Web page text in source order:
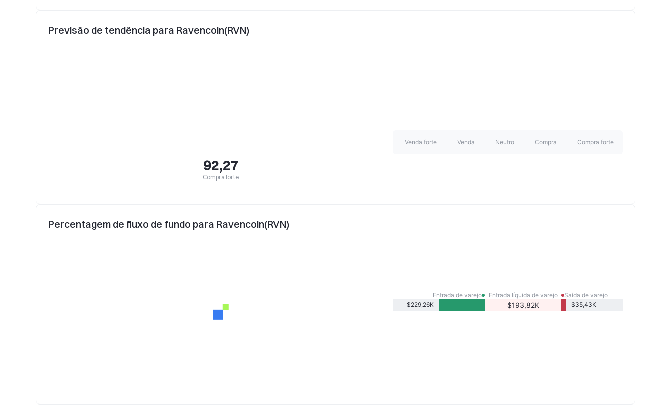
Previsão de tendência para Ravencoin(RVN)
92,27
Compra forte
Venda forte Venda Neutro Compra Compra forte
Percentagem de fluxo de fundo para Ravencoin(RVN)
Entrada de varejo
$229,26K
Entrada líquida de varejo
$193,82K
Saída de varejo
$35,43K